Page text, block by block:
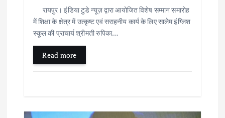
रायपुर। इंडिया टुडे न्यूज़ द्वारा आयोजित विशेष सम्मान समारोह
में शिक्षा के क्षेत्र में उत्कृष्ट एवं सराहनीय कार्य के लिए सालेम इंग्लिश
स्कूल की प्राचार्य श्रीमती रुपिका…
Read more